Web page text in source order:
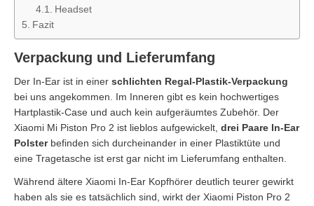
Headset
Fazit
Verpackung und Lieferumfang
Der In-Ear ist in einer schlichten Regal-Plastik-Verpackung
bei uns angekommen. Im Inneren gibt es kein hochwertiges
Hartplastik-Case und auch kein aufgeräumtes Zubehör. Der
Xiaomi Mi Piston Pro 2 ist lieblos aufgewickelt, drei Paare In-Ear
Polsterbefinden sich durcheinander in einer Plastiktüte und
eine Tragetasche ist erst gar nicht im Lieferumfang enthalten.
Während ältere Xiaomi In-Ear Kopfhörer deutlich teurer gewirkt
haben als sie es tatsächlich sind, wirkt der Xiaomi Piston Pro 2